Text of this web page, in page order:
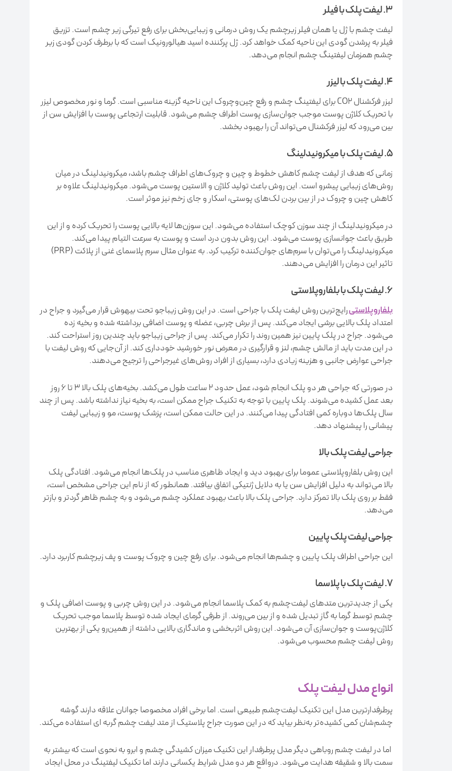
3. لیفت پلک با فیلر
لیفت چشم با ژل یا همان فیلر زیرچشم یک روش درمانی و زیبایی‌بخش برای رفع تیرگی زیر چشم است. تزریق
فیلر به پرشدن گودی این ناحیه کمک خواهد کرد. ژل پرکننده اسید هیالورونیک است که با برطرف کردن گودی زیر
چشم همزمان لیفتینگ چشم انجام می‌دهد.
4. لیفت پلک با لیزر
لیزر فرکشنال CO2 برای لیفتینگ چشم و رفع چین‌وچروک این ناحیه گزینه مناسبی است. گرما و نور مخصوص لیزر
با تحریک کلاژن پوست موجب جوان‌سازی پوست اطراف چشم می‌شود. قابلیت ارتجاعی پوست با افزایش سن از
بین می‌رود که لیزر فرکشنال می‌تواند آن را بهبود بخشد.
5. لیفت پلک با میکرونیدلینگ
زمانی که هدف از لیفت چشم کاهش خطوط و چین و چروک‌های اطراف چشم باشد، میکرونیدلینگ در میان
روش‌های زیبایی پیشرو است. این روش باعث تولید کلاژن و الاستین پوست می‌شود. میکرونیدلینگ علاوه بر
کاهش چین و چروک در از بین بردن لک‌های پوستی، اسکار و جای زخم نیز موثر است.
در میکرونیدلینگ از چند سوزن کوچک استفاده می‌شود. این سوزن‌ها لایه بالایی پوست را تحریک کرده و از این
طریق باعث جوانسازی پوست می‌شود. این روش بدون درد است و پوست به سرعت التیام پیدا می‌کند.
میکرونیدلینگ را می‌توان با سرم‌های جوان‌کننده ترکیب کرد. به عنوان مثال سرم پلاسمای غنی از پلاکت (PRP)
تاثیر این درمان را افزایش می‌دهند.
6. لیفت پلک با بلفاروپلاستی
بلفاروپلاستیرایج‌ترین روش لیفت پلک با جراحی است. در این روش زیباجو تحت بیهوش قرار می‌گیرد و جراح در
امتداد پلک بالایی برشی ایجاد می‌کند. پس از برش چربی، عضله و پوست اضافی برداشته شده و بخیه زده
می‌شود. جراح در پلک پایین نیز همین روند را تکرار می‌کند. پس از جراحی زیباجو باید چندین روز استراحت کند.
در این مدت باید از مالش چشم، لنز و قرارگیری در معرض نور خورشید خودداری کند. از آن‌جایی که روش لیفت با
جراحی عوارض جانبی و هزینه زیادی دارد، بسیاری از افراد روش‌های غیرجراحی را ترجیح می‌دهند.
در صورتی که جراحی هر دو پلک انجام شود، عمل حدود ۲ ساعت طول می‌کشد. بخیه‌های پلک بالا ۳ تا ۶ روز
بعد عمل کشیده می‌شوند. پلک پایین با توجه به تکنیک جراح ممکن است، به بخیه نیاز نداشته باشد. پس از چند
سال پلک‌ها دوباره کمی افتادگی پیدا می‌کنند. در این حالت ممکن است، پزشک پوست، مو و زیبایی لیفت
پیشانی را پیشنهاد دهد.
جراحی لیفت پلک بالا
این روش بلفاروپلاستی عموما برای بهبود دید و ایجاد ظاهری مناسب در پلک‌ها انجام می‌شود. افتادگی پلک
بالا می‌تواند به دلیل افزایش سن یا به دلایل ژنتیکی اتفاق بیافتد. همانطور که از نام این جراحی مشخص است،
فقط بر روی پلک بالا تمرکز دارد. جراحی پلک بالا باعث بهبود عملکرد چشم می‌شود و به چشم ظاهر گردتر و بازتر
می‌دهد.
جراحی لیفت پلک پایین
این جراحی اطراف پلک پایین و چشم‌ها انجام می‌شود. برای رفع چین و چروک پوست و پف زیرچشم کاربرد دارد.
7. لیفت پلک با پلاسما
یکی از جدیدترین متدهای لیفت‌چشم به کمک پلاسما انجام می‌شود. در این روش چربی و پوست اضافی پلک و
چشم توسط گرما به گاز تبدیل شده و از بین می‌روند. از طرفی گرمای ایجاد شده توسط پلاسما موجب تحریک
کلاژن‌پوست و جوان‌سازی آن می‌شود. این روش اثربخشی و ماندگاری بالایی داشته از همین‌رو یکی از بهترین
روش لیفت چشم محسوب می‌شود.
انواع مدل لیفت پلک
پرطرفدارترین مدل این تکنیک لیفت‌چشم طبیعی است. اما برخی افراد مخصوصا جوانان علاقه دارند گوشه
چشم‌شان کمی کشیده‌تر به‌نظر بیاید که در این صورت جراح پلاستیک از متد لیفت چشم گربه ای استفاده می‌کند.
اما در لیفت چشم روباهی دیگر مدل پرطرفدار این تکنیک میزان کشیدگی چشم و ابرو به نحوی است که بیشتر به
سمت بالا و شقیقه هدایت می‌شود. درواقع هر دو مدل شرایط یکسانی دارند اما تکنیک لیفتینگ در محل ایجاد